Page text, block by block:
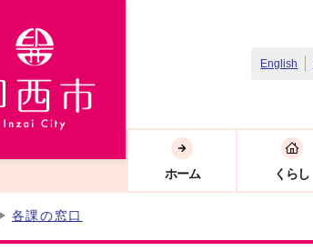
English
ホーム くらし
各課の窓口